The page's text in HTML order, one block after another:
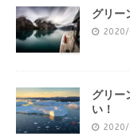
グリー
グリー
い！